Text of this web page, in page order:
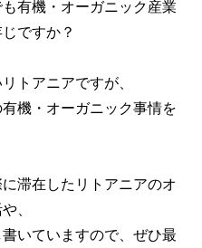
有機・オーガニック産業
ですか？
トアニアですが、
機・オーガニック事情を
滞在したリトアニアのオ
、
いていますので、ぜひ最